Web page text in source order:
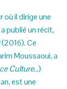
où il dirige une
publié un récit,
(2016). Ce
Moussaoui, a
Culture…)
est une